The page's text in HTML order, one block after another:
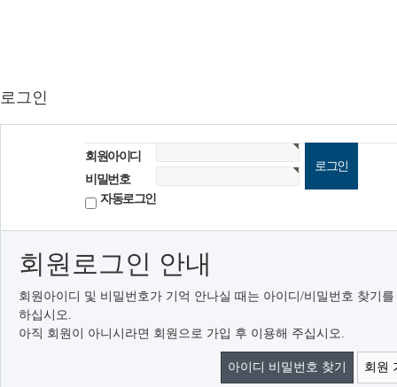
로그인
회원아이디
비밀번호
자동로그인
회원로그인 안내
회원아이디 및 비밀번호가 기억 안나실 때는 아이디/비밀번호 찾기를
하십시오.
아직 회원이 아니시라면 회원으로 가입 후 이용해 주십시오.
아이디 비밀번호 찾기 회원